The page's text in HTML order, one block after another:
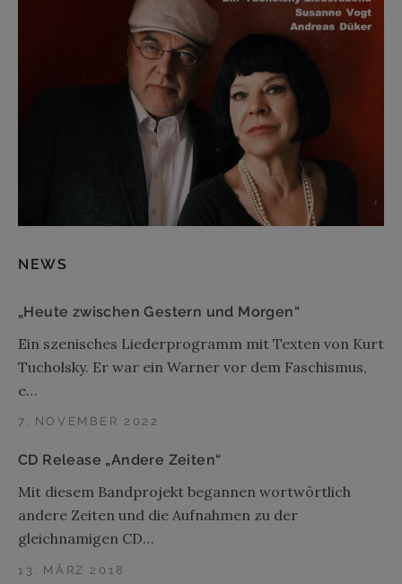
NEWS
„Heute zwischen Gestern und Morgen“
7. NOVEMBER 2022
Ein szenisches Liederprogramm mit Texten von Kurt
Tucholsky. Er war ein Warner vor dem Faschismus,
e…
CD Release „Andere Zeiten“
13. MÄRZ 2018
Mit diesem Bandprojekt begannen wortwörtlich
andere Zeiten und die Aufnahmen zu der
gleichnamigen CD…